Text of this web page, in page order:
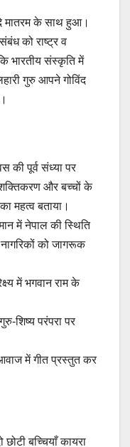
मातरम के साथ हुआ।
को राष्ट्र व
भारतीय संस्कृति में
गुरु आपने गोविंद
की पूर्व संध्या पर
और बच्चों के
महत्व बताया।
में नेपाल की स्थिति
को जागरूक
में भगवान राम के
शिष्य परंपरा पर
में गीत प्रस्तुत कर
बच्चियाँ कायरा